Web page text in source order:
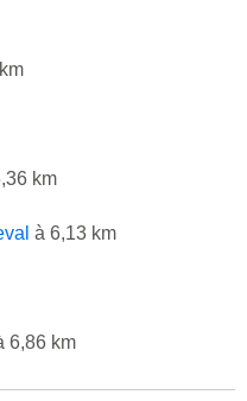
km
à 6,13 km
6,86 km